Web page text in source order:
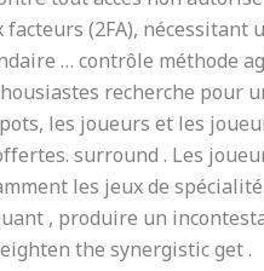
(2FA), nécessitant
… contrôle méthode
recherche pour
les joueurs et les
surround . Les
les jeux de
, produire un
the synergistic get .